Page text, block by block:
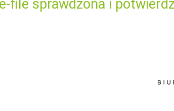
file sprawdzona i